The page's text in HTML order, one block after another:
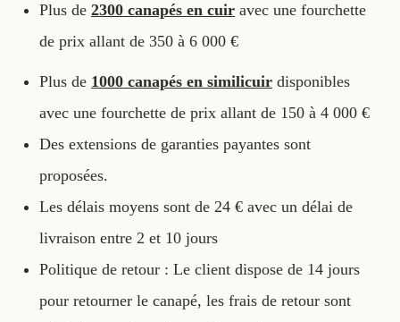
Plus de 2300 canapés en cuir avec une fourchette
de prix allant de 350 à 6 000 €
Plus de 1000 canapés en similicuir disponibles
avec une fourchette de prix allant de 150 à 4 000 €
Des extensions de garanties payantes sont
proposées.
Les délais moyens sont de 24 € avec un délai de
livraison entre 2 et 10 jours
Politique de retour : Le client dispose de 14 jours
pour retourner le canapé, les frais de retour sont